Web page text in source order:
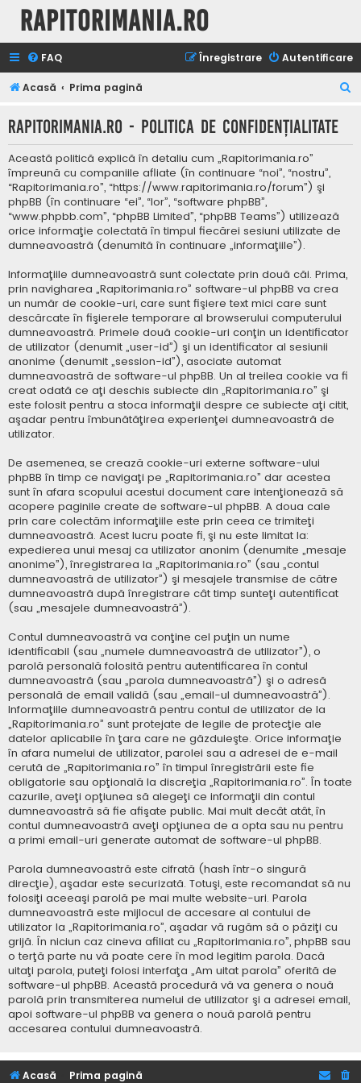
Rapitorimania.ro
FAQ Autentificare
Înregistrare
Acasă Prima pagină
t
Rapitorimania.ro - Politica de confidenţialitate
Această politică explică în detaliu cum „Rapitorimania.ro”
împreună cu companiile afliate (în continuare “noi”, “nostru”,
“Rapitorimania.ro”, “https://www.rapitorimania.ro/forum”) şi
phpBB (în continuare “ei”, “lor”, “software phpBB”,
“www.phpbb.com”, “phpBB Limited”, “phpBB Teams”) utilizează
orice informaţie colectată în timpul fiecărei sesiuni utilizate de
dumneavoastră (denumită în continuare „informaţiile”).
Informaţiile dumneavoastră sunt colectate prin două căi. Prima,
prin navigharea „Rapitorimania.ro” software-ul phpBB va crea
un număr de cookie-uri, care sunt fişiere text mici care sunt
descărcate în fişierele temporare al browserului computerului
dumneavoastră. Primele două cookie-uri conţin un identificator
de utilizator (denumit „user-id”) şi un identificator al sesiunii
anonime (denumit „session-id”), asociate automat
dumneavoastră de software-ul phpBB. Un al treilea cookie va fi
creat odată ce aţi deschis subiecte din „Rapitorimania.ro” şi
este folosit pentru a stoca informaţii despre ce subiecte aţi citit,
aşadar pentru îmbunătăţirea experienţei dumneavoastră de
utilizator.
De asemenea, se crează cookie-uri externe software-ului
phpBB în timp ce navigaţi pe „Rapitorimania.ro” dar acestea
sunt în afara scopului acestui document care intenţionează să
acopere paginile create de software-ul phpBB. A doua cale
prin care colectăm informaţiile este prin ceea ce trimiteţi
dumneavoastră. Acest lucru poate fi, şi nu este limitat la:
expedierea unui mesaj ca utilizator anonim (denumite „mesaje
anonime”), înregistrarea la „Rapitorimania.ro” (sau „contul
dumneavoastră de utilizator”) şi mesajele transmise de către
dumneavoastră după înregistrare cât timp sunteţi autentificat
(sau „mesajele dumneavoastră”).
Contul dumneavoastră va conţine cel puţin un nume
identificabil (sau „numele dumneavoastră de utilizator”), o
parolă personală folosită pentru autentificarea în contul
dumneavoastră (sau „parola dumneavoastră”) şi o adresă
personală de email validă (sau „email-ul dumneavoastră”).
Informaţiile dumneavoastră pentru contul de utilizator de la
„Rapitorimania.ro” sunt protejate de legile de protecţie ale
datelor aplicabile în ţara care ne găzduieşte. Orice informaţie
în afara numelui de utilizator, parolei sau a adresei de e-mail
cerută de „Rapitorimania.ro” în timpul înregistrării este fie
obligatorie sau opţională la discreţia „Rapitorimania.ro”. În toate
cazurile, aveţi opţiunea să alegeţi ce informaţii din contul
dumneavoastră să fie afişate public. Mai mult decât atât, în
contul dumneavoastră aveţi opţiunea de a opta sau nu pentru
a primi email-uri generate automat de software-ul phpBB.
Parola dumneavoastră este cifrată (hash într-o singură
direcţie), aşadar este securizată. Totuşi, este recomandat să nu
folosiţi aceeaşi parolă pe mai multe website-uri. Parola
dumneavoastră este mijlocul de accesare al contului de
utilizator la „Rapitorimania.ro”, aşadar vă rugăm să o păziţi cu
grijă. În niciun caz cineva afiliat cu „Rapitorimania.ro”, phpBB sau
o terţă parte nu vă poate cere în mod legitim parola. Dacă
uitaţi parola, puteţi folosi interfaţa „Am uitat parola” oferită de
software-ul phpBB. Această procedură vă va genera o nouă
parolă prin transmiterea numelui de utilizator şi a adresei email,
apoi software-ul phpBB va genera o nouă parolă pentru
accesarea contului dumneavoastră.
Acasă Prima pagină